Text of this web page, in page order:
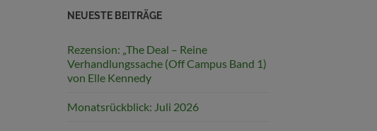
NEUESTE BEITRÄGE
Rezension: „The Deal – Reine
Verhandlungssache (Off Campus Band 1)
von Elle Kennedy
Monatsrückblick: Juli 2026